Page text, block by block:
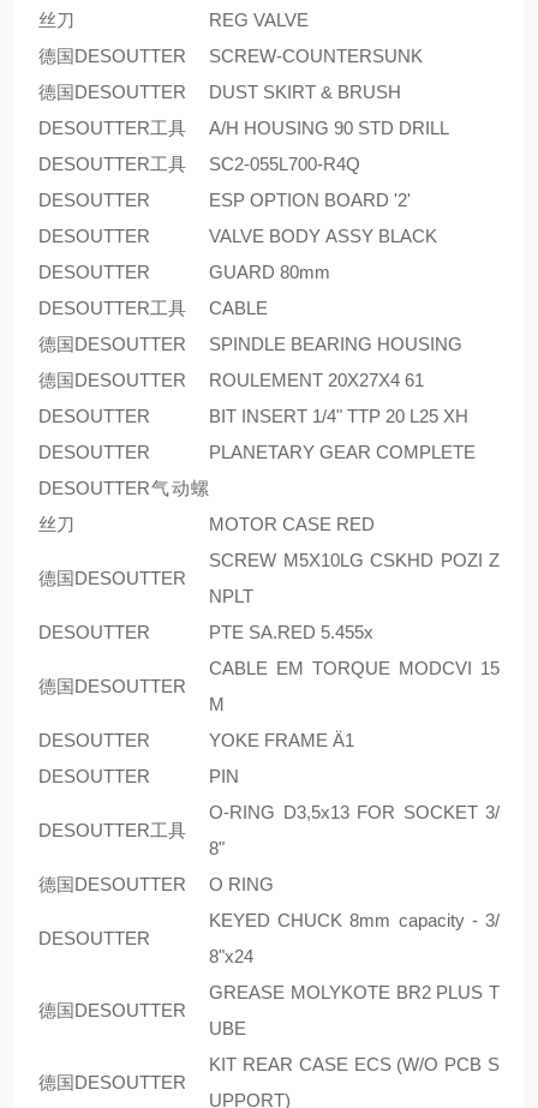
丝刀
REG VALVE
德国DESOUTTER
SCREW-COUNTERSUNK
德国DESOUTTER
DUST SKIRT & BRUSH
DESOUTTER工具
A/H HOUSING 90 STD DRILL
DESOUTTER工具
SC2-055L700-R4Q
DESOUTTER
ESP OPTION BOARD '2'
DESOUTTER
VALVE BODY ASSY BLACK
DESOUTTER
GUARD 80mm
DESOUTTER工具
CABLE
德国DESOUTTER
SPINDLE BEARING HOUSING
德国DESOUTTER
ROULEMENT 20X27X4 61
DESOUTTER
BIT INSERT 1/4" TTP 20 L25 XH
DESOUTTER
PLANETARY GEAR COMPLETE
DESOUTTER气动螺
丝刀
MOTOR CASE RED
德国DESOUTTER
SCREW M5X10LG CSKHD POZI Z
NPLT
DESOUTTER
PTE SA.RED 5.455x
德国DESOUTTER
CABLE EM TORQUE MODCVI 15
M
DESOUTTER
YOKE FRAME Ä1
DESOUTTER
PIN
DESOUTTER工具
O-RING D3,5x13 FOR SOCKET 3/
8"
德国DESOUTTER
O RING
DESOUTTER
KEYED CHUCK 8mm capacity - 3/
8"x24
德国DESOUTTER
GREASE MOLYKOTE BR2 PLUS T
UBE
德国DESOUTTER
KIT REAR CASE ECS (W/O PCB S
UPPORT)